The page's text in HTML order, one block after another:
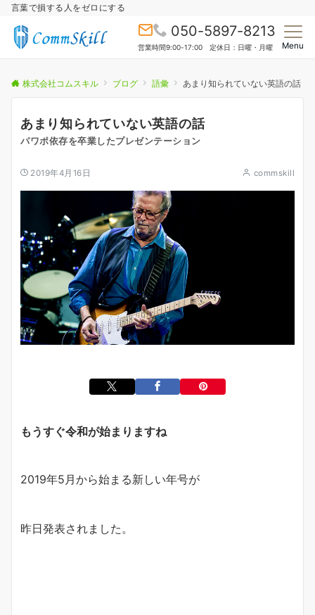
言葉で損する人をゼロにする
050-5897-8213
営業時間9:00-17:00 定休日：日曜・月曜 Menu
株式会社コムスキル ブログ 語彙 あまり知られていない英語の話
あまり知られていない英語の話
パワポ依存を卒業したプレゼンテーション
2019年4月16日 commskill
もうすぐ令和が始まりますね
2019年5月から始まる新しい年号が
昨日発表されました。